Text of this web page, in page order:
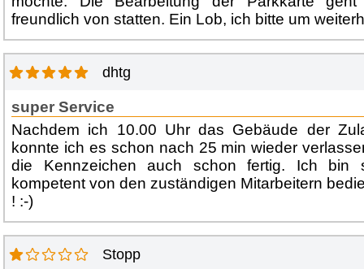
freundlich von statten. Ein Lob, ich bitte um
dhtg
super Service
Nachdem ich 10.00 Uhr das Gebäude der
konnte ich es schon nach 25 min wieder
die Kennzeichen auch schon fertig. Ich bin
kompetent von den zuständigen Mitarbeitern
! :-)
Stopp